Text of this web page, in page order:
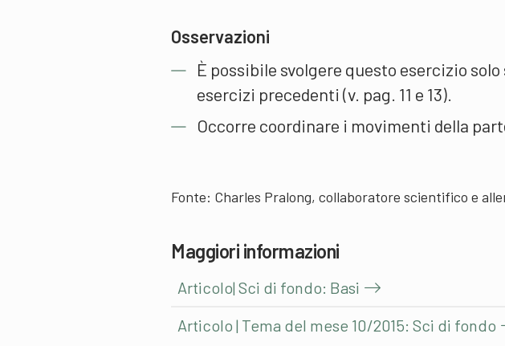
Osservazioni
È possibile svolgere questo esercizio
esercizi precedenti (v. pag. 11 e 13).
Occorre coordinare i movimenti della
Fonte: Charles Pralong, collaboratore scientifico e
Maggiori informazioni
Articolo| Sci di fondo: Basi
Articolo | Tema del mese 10/2015: Sci di fondo